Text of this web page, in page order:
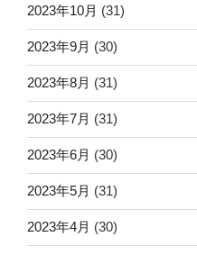
2023年10月 (31)
2023年9月 (30)
2023年8月 (31)
2023年7月 (31)
2023年6月 (30)
2023年5月 (31)
2023年4月 (30)